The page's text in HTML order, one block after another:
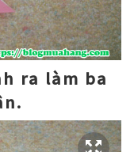
ra làm ba